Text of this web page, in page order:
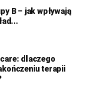
B – jak wpływają
dlaczego
terapii